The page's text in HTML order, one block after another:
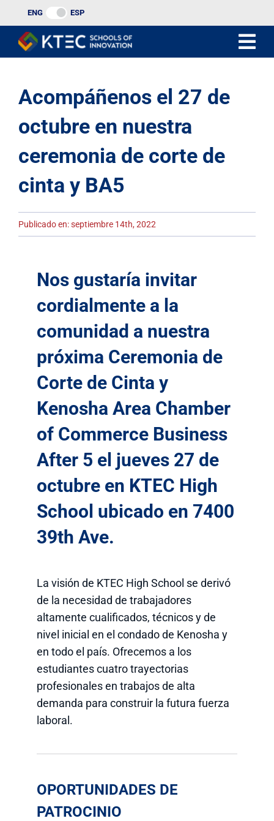
al
contenido
ENG ESP
Acompáñenos el 27 de
octubre en nuestra
ceremonia de corte de
cinta y BA5
Publicado en: septiembre 14th, 2022
Nos gustaría invitar
cordialmente a la
comunidad a nuestra
próxima Ceremonia de
Corte de Cinta y
Kenosha Area Chamber
of Commerce Business
After 5 el jueves 27 de
octubre en KTEC High
School ubicado en 7400
39th Ave.
La visión de KTEC High School se derivó
de la necesidad de trabajadores
altamente cualificados, técnicos y de
nivel inicial en el condado de Kenosha y
en todo el país. Ofrecemos a los
estudiantes cuatro trayectorias
profesionales en trabajos de alta
demanda para construir la futura fuerza
laboral.
OPORTUNIDADES DE
PATROCINIO